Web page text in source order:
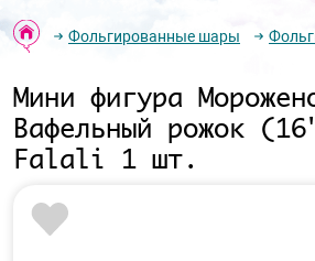
Фольгированные шары
Мини фигура
Вафельный рожок
Falali 1 шт.